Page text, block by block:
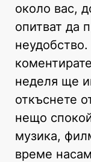
около вас,
опитват да
неделя ще
откъснете
нещо
музика,
време